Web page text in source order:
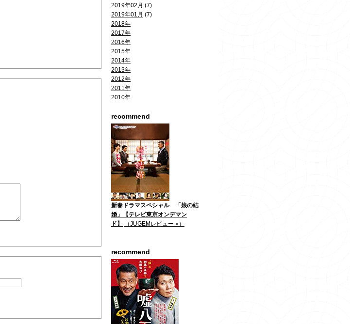
2019年02月 (7)
2019年01月 (7)
2018年
2017年
2016年
2015年
2014年
2013年
2012年
2011年
2010年
recommend
新春ドラマスペシャル 「娘の結
婚」【テレビ東京オンデマン
ド】
（JUGEMレビュー »）
recommend